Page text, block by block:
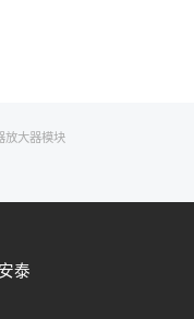
放大器模块
泰